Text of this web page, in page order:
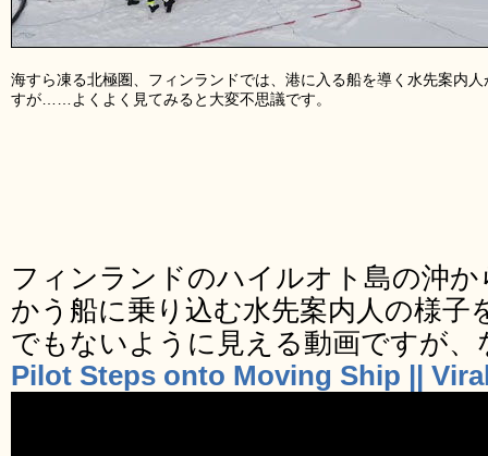
海すら凍る北極圏、フィンランドでは、港に入る船を導く水先案内
すが……よくよく見てみると大変不思議です。
フィンランドのハイルオト島の沖
かう船に乗り込む水先案内人の様子
でもないように見える動画ですが
Pilot Steps onto Moving Ship ||